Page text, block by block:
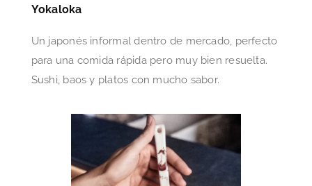
Yokaloka
Un japonés informal dentro de mercado, perfecto
para una comida rápida pero muy bien resuelta.
Sushi, baos y platos con mucho sabor.